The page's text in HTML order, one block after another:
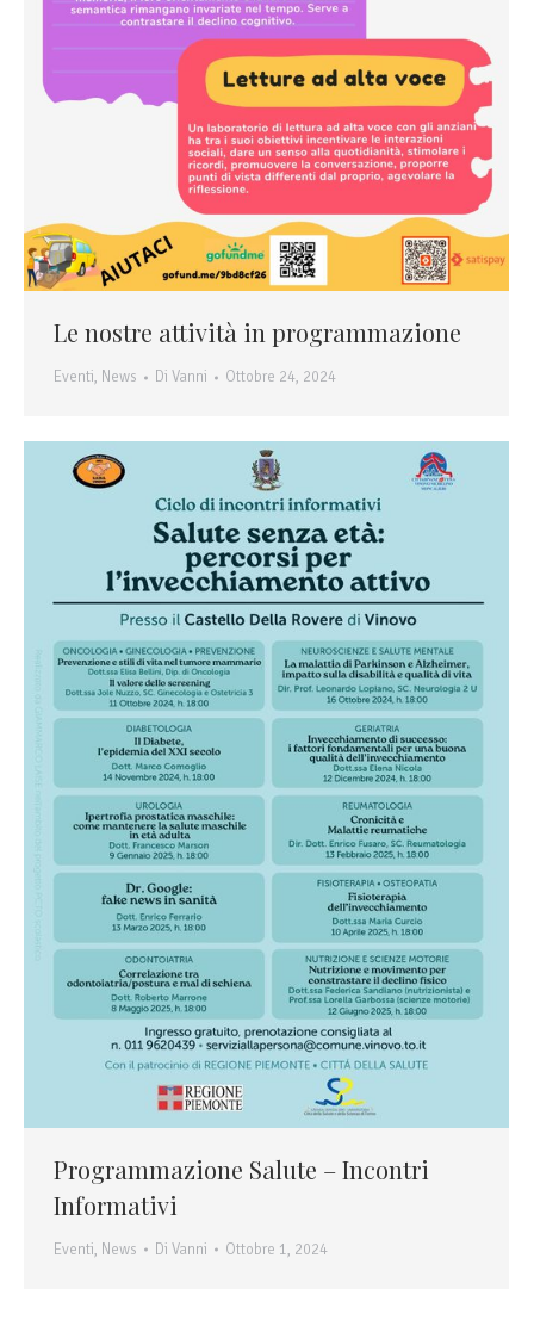
Le nostre attività in programmazione
Eventi, News Di Vanni Ottobre 24, 2024
Programmazione Salute – Incontri
Informativi
Eventi, News Di Vanni Ottobre 1, 2024